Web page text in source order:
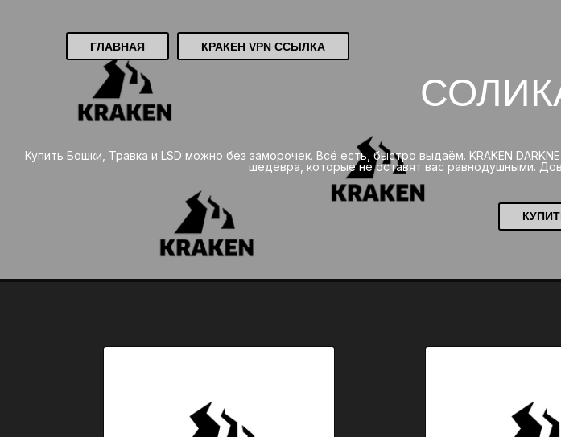
ГЛАВНАЯ КРАКЕН VPN ССЫЛКА
Купить Бошки, Травка и LSD можно без заморочек. Всё есть, быстро выдаём. KRAKEN
шедевра, которые не оставят вас равнодушными.